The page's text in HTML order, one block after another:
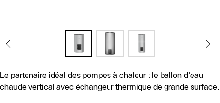
Le partenaire idéal des pompes à chaleur : le ballon d'eau
chaude vertical avec échangeur thermique de grande surface.